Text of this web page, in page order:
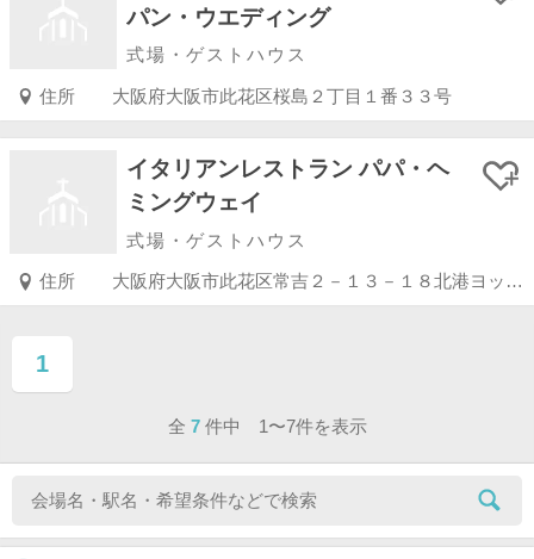
パン・ウエディング
式場・ゲストハウス
住所 大阪府大阪市此花区桜島２丁目１番３３号
イタリアンレストラン パパ・ヘ
ミングウェイ
式場・ゲストハウス
住所 大阪府大阪市此花区常吉２－１３－１８北港ヨットハーバー内
1
ページ目
全 7 件中 1〜7件を表示